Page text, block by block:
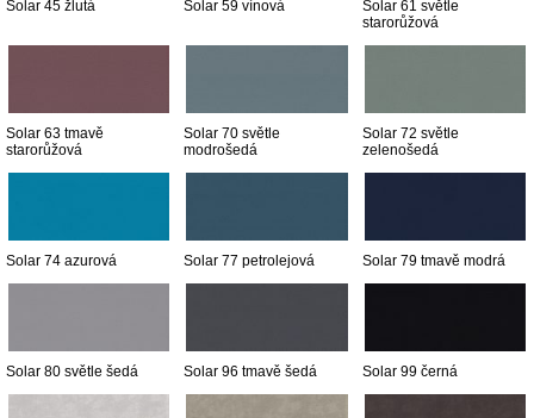
Solar 45 žlutá Solar 59 vínová
Solar 61 světle
starorůžová
Solar 63 tmavě
starorůžová
Solar 70 světle
modrošedá
Solar 72 světle
zelenošedá
Solar 74 azurová Solar 77 petrolejová Solar 79 tmavě modrá
Solar 80 světle šedá Solar 96 tmavě šedá Solar 99 černá